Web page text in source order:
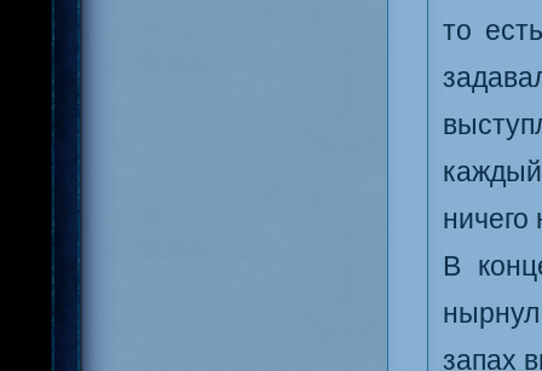
то
ничего
В
запах